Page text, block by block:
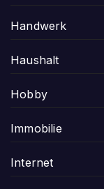
Handwerk
Haushalt
Hobby
Immobilie
Internet